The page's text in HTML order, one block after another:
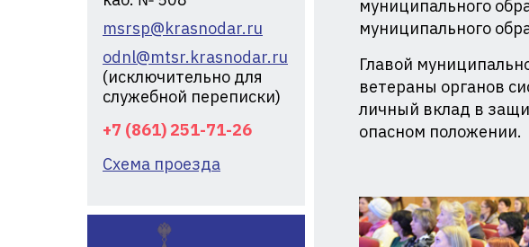
msrsp@krasnodar.ru
odnl@mtsr.krasnodar.ru
(исключительно для
служебной переписки)
+7 (861) 251-71-26
Схема проезда
муниципального
муниципального
Главой
ветераны органов
личный вклад в
опасном положении.